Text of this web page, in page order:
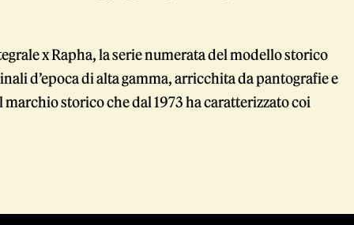
x Rapha, la serie numerata del modello storico
d’epoca di alta gamma, arricchita da pantografie e
storico che dal 1973 ha caratterizzato coi